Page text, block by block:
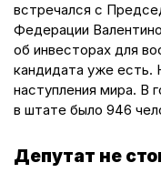
встречался с
Федерации
об инвесторах для
кандидата уже есть.
наступления мира. В
в штате было 946
Депутат не